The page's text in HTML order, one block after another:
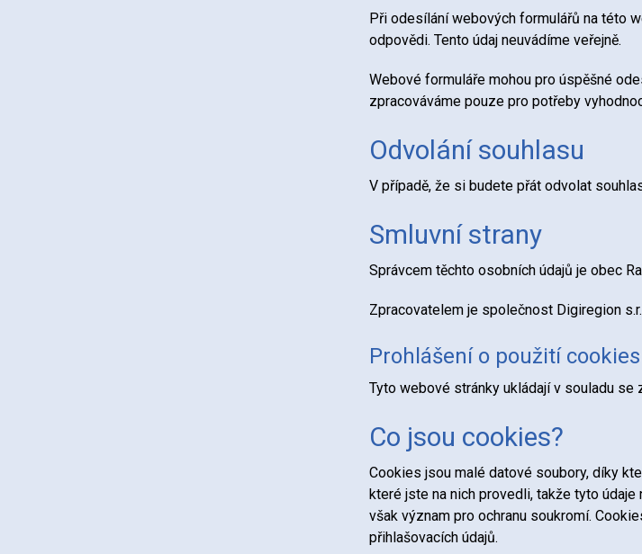
Při odesílání webových formulářů na této
odpovědi. Tento údaj neuvádíme veřejně.
Webové formuláře mohou pro úspěšné
zpracováváme pouze pro potřeby
Odvolání souhlasu
V případě, že si budete přát odvolat
Smluvní strany
Správcem těchto osobních údajů je obec
Zpracovatelem je společnost Digiregion
Prohlášení o použití cookies
Tyto webové stránky ukládají v souladu se
Co jsou cookies?
Cookies jsou malé datové soubory, díky
které jste na nich provedli, takže tyto
však význam pro ochranu soukromí.
přihlašovacích údajů.